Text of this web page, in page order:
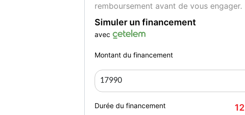
remboursement avant de vous engager.
Simuler un financement
avec
Montant du financement
Durée du financement 12